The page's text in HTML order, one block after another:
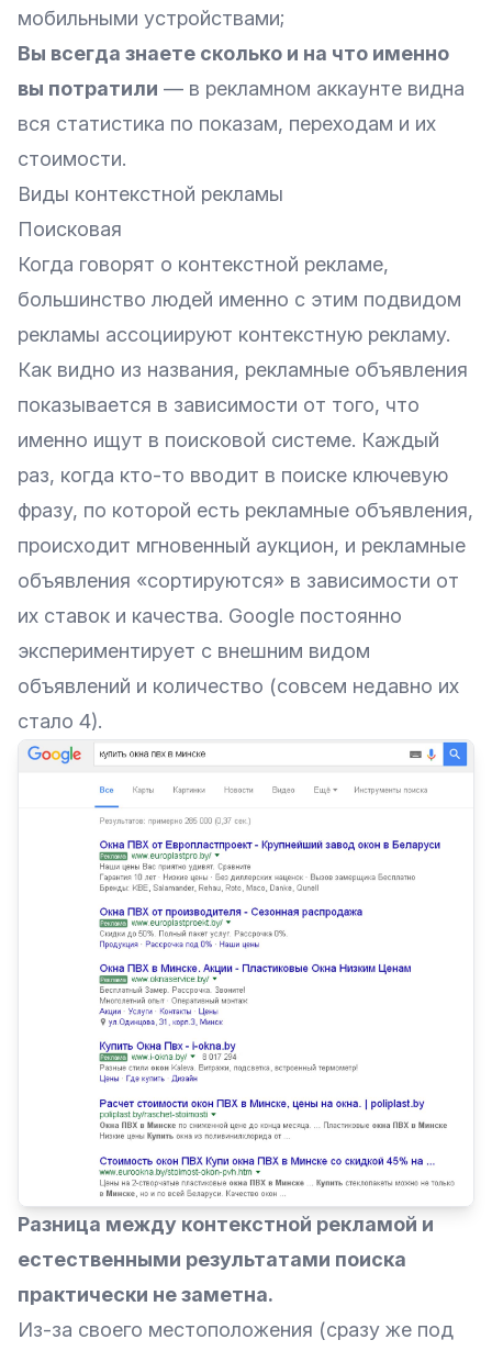
мобильными устройствами;
Вы всегда знаете сколько и на что именно
вы потратили — в рекламном аккаунте видна
вся статистика по показам, переходам и их
стоимости.
Виды контекстной рекламы
Поисковая
Когда говорят о контекстной рекламе,
большинство людей именно с этим подвидом
рекламы ассоциируют контекстную рекламу.
Как видно из названия, рекламные объявления
показывается в зависимости от того, что
именно ищут в поисковой системе. Каждый
раз, когда кто-то вводит в поиске ключевую
фразу, по которой есть рекламные объявления,
происходит мгновенный аукцион, и рекламные
объявления «сортируются» в зависимости от
их ставок и качества. Google постоянно
экспериментирует с внешним видом
объявлений и количество (совсем недавно их
стало 4).
Разница между контекстной рекламой и
естественными результатами поиска
практически не заметна.
Из-за своего местоположения (сразу же под